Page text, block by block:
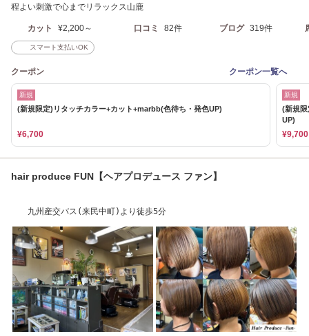
程よい刺激で心までリラックス山鹿
カット ¥2,200～ 口コミ 82件 ブログ 319件
スマート支払いOK
クーポン クーポン一覧へ
新規
(新規限定)リタッチカラー+カット+marbb(色待ち・発色UP)
¥6,700
新規
(新規
UP)
¥9,700
hair produce FUN【ヘアプロデュース ファン】
九州産交バス(来民中町)より徒歩5分